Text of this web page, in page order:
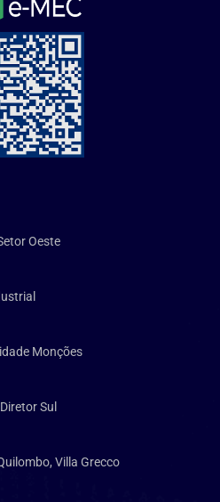
Oeste
Monções
Sul
Villa Grecco